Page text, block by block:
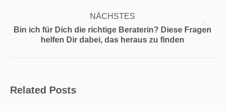
NÄCHSTES
Nächster
Beitrag:
Bin ich für Dich die richtige Beraterin? Diese Fragen
helfen Dir dabei, das heraus zu finden
Related Posts